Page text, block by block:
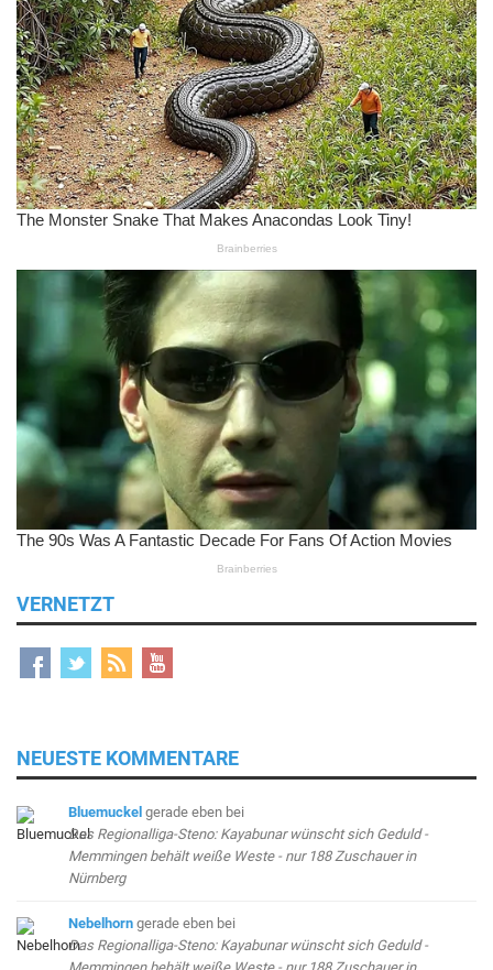
VERNETZT
NEUESTE KOMMENTARE
Bluemuckel gerade eben bei
Das Regionalliga-Steno: Kayabunar wünscht sich Geduld -
Memmingen behält weiße Weste - nur 188 Zuschauer in
Nürnberg
Nebelhorn gerade eben bei
Das Regionalliga-Steno: Kayabunar wünscht sich Geduld -